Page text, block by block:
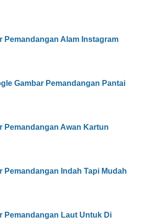
Pemandangan Alam Instagram
Gambar Pemandangan Pantai
Pemandangan Awan Kartun
Pemandangan Indah Tapi Mudah
Pemandangan Laut Untuk Di